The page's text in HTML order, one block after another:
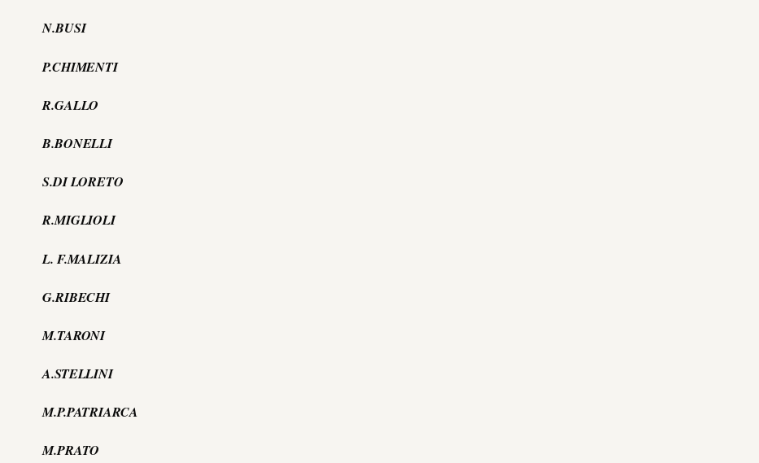
N.BUSI
P.CHIMENTI
R.GALLO
B.BONELLI
S.DI LORETO
R.MIGLIOLI
L. F.MALIZIA
G.RIBECHI
M.TARONI
A.STELLINI
M.P.PATRIARCA
M.PRATO